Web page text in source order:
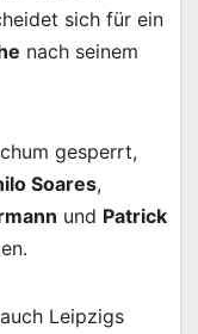
sich für ein
nach seinem
gesperrt,
Soares,
und Patrick
Leipzigs